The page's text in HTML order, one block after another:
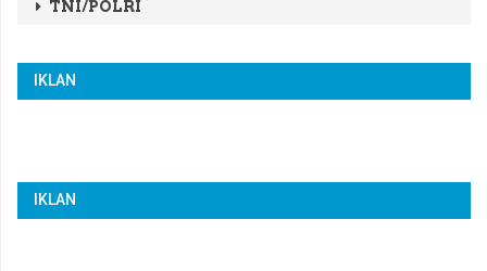
TNI/POLRI
IKLAN
IKLAN